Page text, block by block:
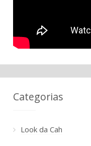
Categorias
Look da Cah